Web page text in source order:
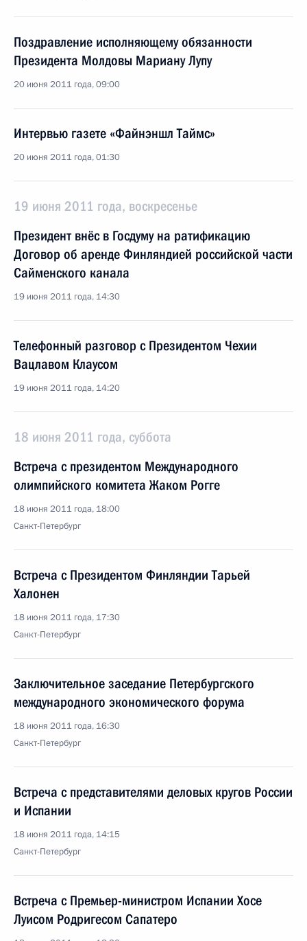
Поздравление исполняющему обязанности
Президента Молдовы Мариану Лупу
20 июня 2011 года, 09:00
Интервью газете «Файнэншл Таймс»
20 июня 2011 года, 01:30
19 июня 2011 года, воскресенье
Президент внёс в Госдуму на ратификацию
Договор об аренде Финляндией российской части
Сайменского канала
19 июня 2011 года, 14:30
Телефонный разговор с Президентом Чехии
Вацлавом Клаусом
19 июня 2011 года, 14:20
18 июня 2011 года, суббота
Встреча с президентом Международного
олимпийского комитета Жаком Рогге
18 июня 2011 года, 18:00
Санкт-Петербург
Встреча с Президентом Финляндии Тарьей
Халонен
18 июня 2011 года, 17:30
Санкт-Петербург
Заключительное заседание Петербургского
международного экономического форума
18 июня 2011 года, 16:30
Санкт-Петербург
Встреча с представителями деловых кругов России
и Испании
18 июня 2011 года, 14:15
Санкт-Петербург
Встреча с Премьер-министром Испании Хосе
Луисом Родригесом Сапатеро